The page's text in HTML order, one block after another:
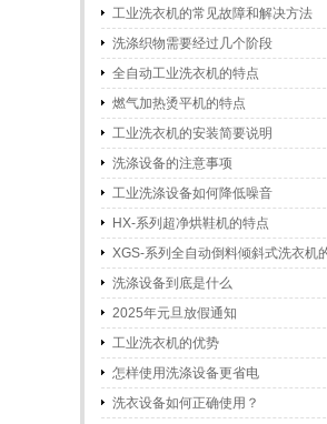
工业洗衣机的常见故障和解决方法
洗涤织物需要经过几个阶段
全自动工业洗衣机的特点
燃气加热烫平机的特点
工业洗衣机的安装简要说明
洗涤设备的注意事项
工业洗涤设备如何降低噪音
HX-系列超净烘鞋机的特点
XGS-系列全自动倒料倾斜式洗衣机
和特点
洗涤设备到底是什么
2025年元旦放假通知
工业洗衣机的优势
怎样使用洗涤设备更省电
洗衣设备如何正确使用？